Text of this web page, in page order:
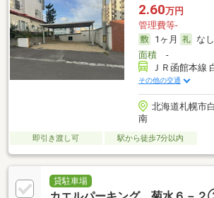
2.60万円
管理費等-
1ヶ月
なし
面積-
ＪＲ函館本線
その他の交通
北海道札幌市
南
即引き渡し可 駅から徒歩7分以内
貸駐車場